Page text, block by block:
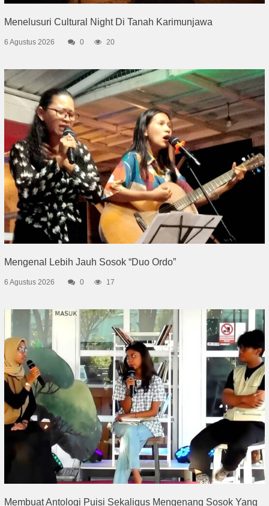
Menelusuri Cultural Night Di Tanah Karimunjawa
6 Agustus 2026 0 20
Mengenal Lebih Jauh Sosok “Duo Ordo”
6 Agustus 2026 0 17
Membuat Antologi Puisi Sekaligus Mengenang Sosok Yang